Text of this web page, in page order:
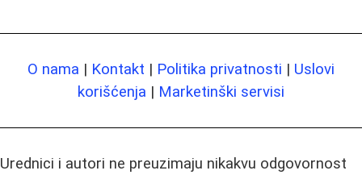
O nama | Kontakt | Politika privatnosti | Uslovi
korišćenja | Marketinški servisi
Urednici i autori ne preuzimaju nikakvu odgovornost